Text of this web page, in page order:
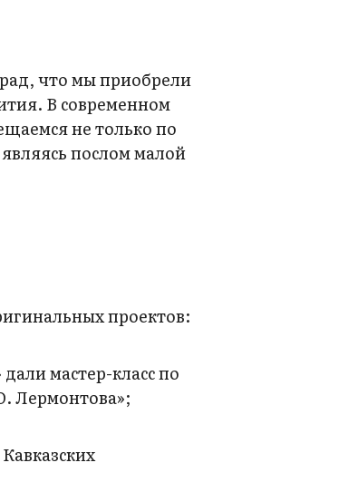
что мы приобрели
В современном
не только по
послом малой
проектов:
мастер-класс по
Лермонтова»;